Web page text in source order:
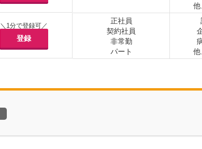
他
＼1分で登録可／
登録
正社員
契約社員
非常勤
パート
他